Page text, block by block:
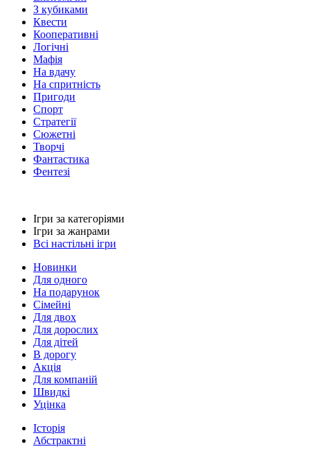
З кубиками
Квести
Кооперативні
Логічні
Мафія
На вдачу
На спритність
Пригоди
Спорт
Стратегії
Сюжетні
Творчі
Фантастика
Фентезі
Ігри за категоріями
Ігри за жанрами
Всі настільні ігри
Новинки
Для одного
На подарунок
Сімейні
Для двох
Для дорослих
Для дітей
В дорогу
Акція
Для компаній
Швидкі
Уцінка
Історія
Абстрактні